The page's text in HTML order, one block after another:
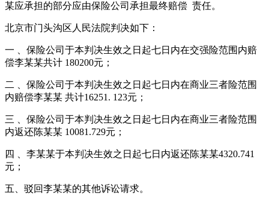
某应承担的部分应由保险公司承担最终赔偿 责任。
北京市门头沟区人民法院判决如下：
一 、保险公司于本判决生效之日起七日内在交强险范围内赔
偿李某某共计 180200元；
二 、保险公司于本判决生效之日起七日内在商业三者险范围
内赔偿李某某 共计16251. 123元；
三 、保险公司于本判决生效之日起七日内在商业三者险范围
内返还陈某某 10081.729元；
四 、李某某于本判决生效之日起七日内返还陈某某4320.741
元；
五、驳回李某某的其他诉讼请求。